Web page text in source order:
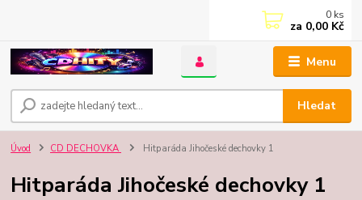
Menu
Hledat
0 ks
za 0,00 Kč
Úvod CD DECHOVKA Hitparáda Jihočeské dechovky 1
Hitparáda Jihočeské dechovky 1